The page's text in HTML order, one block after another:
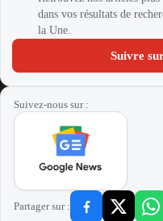
dans vos résultats de
la Une.
Suivre
Suivez-nous sur :
Partager sur :